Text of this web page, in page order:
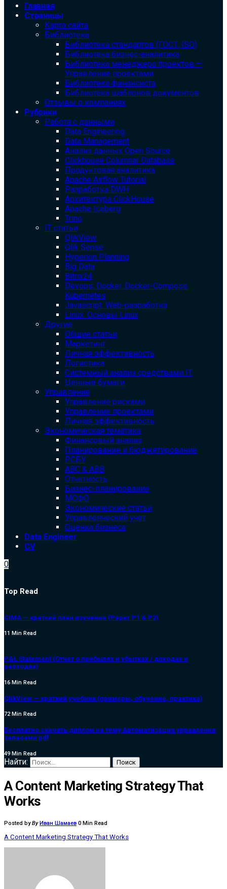
Главная
Страницы
Карта сайта
Библиотека
Библиотека cтандартов (ГОСТ, ISO)
Библиотека бизнес-аналитика
Библиотека менеджера проектов —
Управление проектами
Библиотека финансиста
Библиотека шаблонов документов
Отзывы о компаниях
Рубрики
Работа с данными
Data Engineering
Data Management
Анализ данных Open Source
Clickhouse Columnar Database
Продуктовая аналитика
Apache Airflow Tutorial
Разработка DWH
Архитектура ClickHouse
Apache Iceberg
Trino
IT статьи
QlikView
Qlik Sense
Hyperion Planning
Big Data
Bitrix24
Devops. Docker. Docker-Compose.
Kubernetes
Javascript. Web-разработка
Linux. Основы Linux
Другие
Общие статьи
Маркетинг
Личная эффективность
Логистика
Системный анализ средствами IT
Ценные бумаги
Управление
Управление рисками
Управление проектами
Личная эффективность
Экономическая тематика
Финансовый анализ
Планирование и бюджетирование
РСБУ
ABC & ABB
Отчетность
Бизнес-планирование
МСФО
Экономические статьи
Управленческий учет
Оценка бизнеса
Data Engineer
CV
0
Top Read
CIMA — краткий план изучения (Paper P1 & P2)
11 Min Read
P&L Statement (Отчет о прибылях и убытках / доходах и
расходах)
16 Min Read
QlikView — краткий учебник (примеры, обучение, практика)
72 Min Read
Бесплатно скачать диплом на тему Автоматизация управления
запасами pdf
49 Min Read
Найти:
A Content Marketing Strategy That
Works
Posted by ByИван Шамаев 0 Min Read
A Content Marketing Strategy That Works